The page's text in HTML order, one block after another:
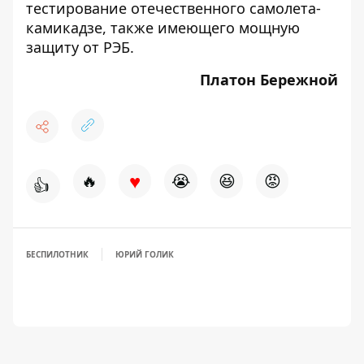
тестирование отечественного самолета-
камикадзе, также имеющего мощную
защиту от РЭБ.
Платон Бережной
👍 🔥 ♥ 😭 😆 😡
БЕСПИЛОТНИК ЮРИЙ ГОЛИК